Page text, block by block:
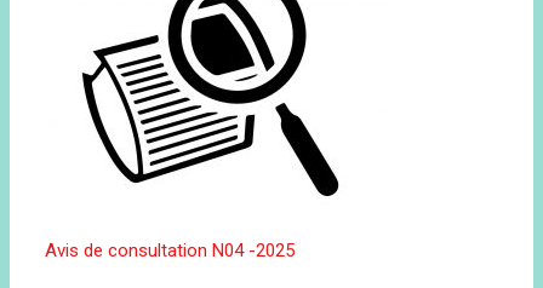
Avis de consultation N04 -2025